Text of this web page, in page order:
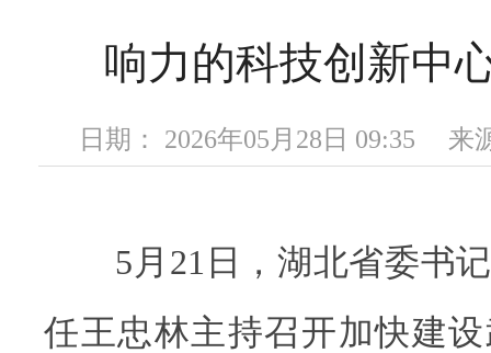
响力的科技创新中
日期： 2026年05月28日 09:35 来
5月21日，湖北省委书记
任王忠林主持召开加快建